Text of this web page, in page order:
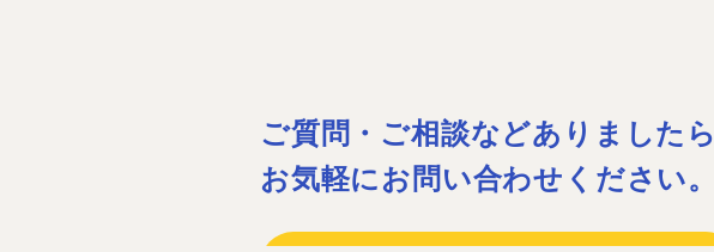
ご質問・ご相談などありましたら
お気軽にお問い合わせください。